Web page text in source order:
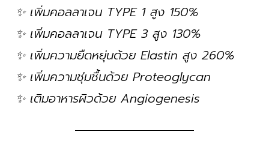
✨ เพิ่มคอลลาเจน TYPE 1 สูง 150%
✨ เพิ่มคอลลาเจน TYPE 3 สูง 130%
✨ เพิ่มความยืดหยุ่นด้วย Elastin สูง 260%
✨ เพิ่มความชุ่มชื้นด้วย Proteoglycan
✨ เติมอาหารผิวด้วย Angiogenesis